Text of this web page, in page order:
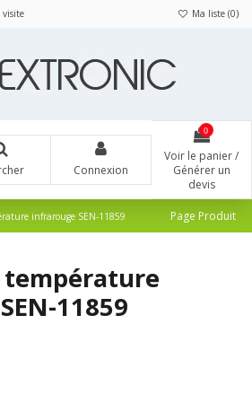
visite Ma liste (0)
Connexion
0
Voir le panier /
Générer un
devis
infrarouge SEN-11859 Page Produit
température
11859